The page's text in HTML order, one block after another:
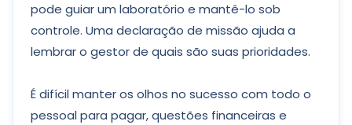
pode guiar um laboratório e mantê-lo sob
controle. Uma declaração de missão ajuda a
lembrar o gestor de quais são suas prioridades.
É difícil manter os olhos no sucesso com todo o
pessoal para pagar, questões financeiras e